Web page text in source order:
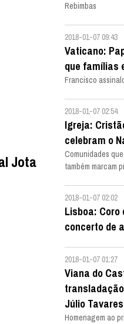
Jota
Rebimbas
2018-01-07 09:43
Vaticano:
que famílias
Francisco
2018-01-07 02:54
Igreja:
celebram o
Comunidades
também marcam
2018-01-07 02:02
Lisboa:
concerto de
2018-01-07 01:27
Viana do
Júlio
Homenagem ao